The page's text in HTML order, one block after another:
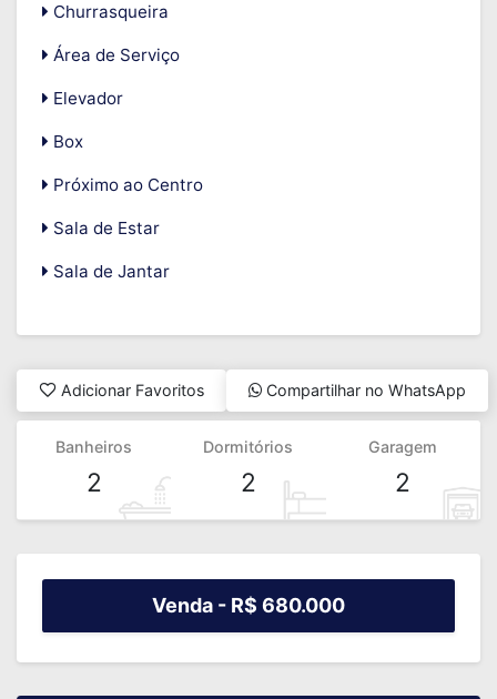
Churrasqueira
Área de Serviço
Elevador
Box
Próximo ao Centro
Sala de Estar
Sala de Jantar
Adicionar Favoritos Compartilhar no WhatsApp
Banheiros
2
Dormitórios
2
Garagem
2
Venda - R$ 680.000